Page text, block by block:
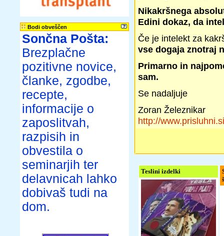
Bodi obveščen
Sončna Pošta:
Brezplačne
pozitivne novice,
članke, zgodbe,
recepte,
informacije o
zaposlitvah,
razpisih in
obvestila o
seminarjih ter
delavnicah lahko
dobivaš tudi na
dom.
Nikakršnega
Edini dokaz, da
Če je intelekt za
vse dogaja znotraj
Primarno in
sam.
Se nadaljuje
Zoran Železnikar
http://www.prisluhni.si
Teslini izdelki